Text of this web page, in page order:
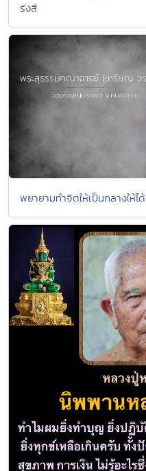
รังสี
พยายามทำจิตให้เป็นกลางให้ได้